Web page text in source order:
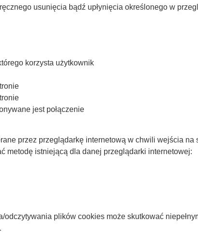
usunięcia bądź upłynięcia określonego w
korzysta użytkownik
jest połączenie
przez przeglądarkę internetową w chwili wejścia
metodę istniejącą dla danej przeglądarki internetowej:
odczytywania plików cookies może skutkować